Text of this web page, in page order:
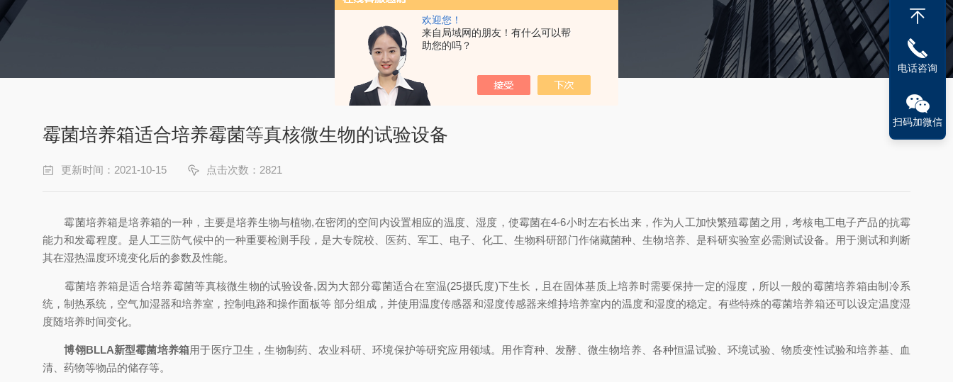
欢迎您！
来自局域网的朋友！有什么可以帮
助您的吗？
霉菌培养箱适合培养霉菌等真核微生物的试验设备
更新时间：2021-10-15 点击次数：2821
霉菌培养箱是培养箱的一种，主要是培养生物与植物,在密闭的空间内设置相应的温度、湿度，使霉菌在4-6小时左右长出来，作为人工加快繁殖霉菌之用，考核电工电子产品的抗霉
能力和发霉程度。是人工三防气候中的一种重要检测手段，是大专院校、医药、军工、电子、化工、生物科研部门作储藏菌种、生物培养、是科研实验室必需测试设备。用于测试和判断
其在湿热温度环境变化后的参数及性能。
霉菌培养箱是适合培养霉菌等真核微生物的试验设备,因为大部分霉菌适合在室温(25摄氏度)下生长，且在固体基质上培养时需要保持一定的湿度，所以一般的霉菌培养箱由制冷系
统，制热系统，空气加湿器和培养室，控制电路和操作面板等 部分组成，并使用温度传感器和湿度传感器来维持培养室内的温度和湿度的稳定。有些特殊的霉菌培养箱还可以设定温度湿
度随培养时间变化。
博翎BLLA新型霉菌培养箱用于医疗卫生，生物制药、农业科研、环境保护等研究应用领域。用作育种、发酵、微生物培养、各种恒温试验、环境试验、物质变性试验和培养基、血
清、药物等物品的储存等。
电话咨询
扫码加微信